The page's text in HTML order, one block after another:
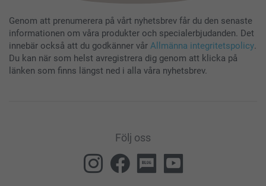
Genom att prenumerera på vårt nyhetsbrev får du den senaste
informationen om våra produkter och specialerbjudanden. Det
innebär också att du godkänner vår Allmänna integritetspolicy.
Du kan när som helst avregistrera dig genom att klicka på
länken som finns längst ned i alla våra nyhetsbrev.
Följ oss